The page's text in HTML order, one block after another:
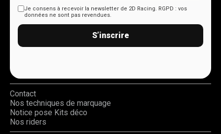
Je consens à recevoir la newsletter de 2D Racing. RGPD : vos
données ne sont pas revendues.
S’inscrire
Contact
Nos techniques de marquage
Notice pose Kits déco
Nos riders